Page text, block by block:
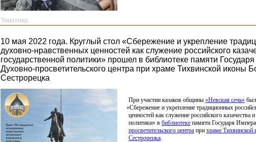
Тематика:
10 мая 2022 года. Круглый стол «Сбережение и укрепление
духовно-нравственных ценностей как служение российского
государственной политики» прошел в библиотеке памяти
Духовно-просветительского центра при храме Тихвинской иконы
Сестрорецка
При участии казаков общины «Невская сечь»
«Сбережение и укрепление традиционных
ценностей как служение российского казачества
политики» в библиотеке памяти Государя
просветительского центра при храме Тихвинской
Сестрорецка.